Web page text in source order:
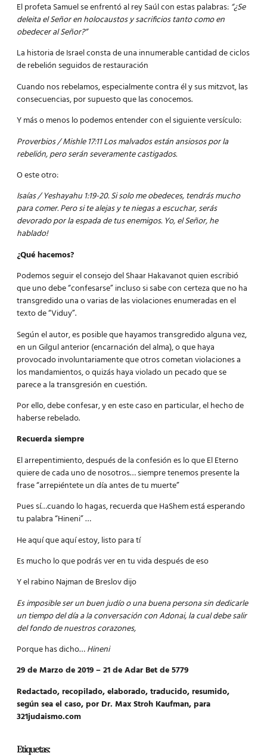
El profeta Samuel se enfrentó al rey Saúl con estas palabras: “¿Se
deleita el Señor en holocaustos y sacrificios tanto como en
obedecer al Señor?”
La historia de Israel consta de una innumerable cantidad de ciclos
de rebelión seguidos de restauración
Cuando nos rebelamos, especialmente contra él y sus mitzvot, las
consecuencias, por supuesto que las conocemos.
Y más o menos lo podemos entender con el siguiente versículo:
Proverbios / Mishle 17:11 Los malvados están ansiosos por la
rebelión, pero serán severamente castigados.
O este otro:
Isaías / Yeshayahu 1:19-20. Si solo me obedeces, tendrás mucho
para comer. Pero si te alejas y te niegas a escuchar, serás
devorado por la espada de tus enemigos. Yo, el Señor, he
hablado!
¿Qué hacemos?
Podemos seguir el consejo del Shaar Hakavanot quien escribió
que uno debe “confesarse” incluso si sabe con certeza que no ha
transgredido una o varias de las violaciones enumeradas en el
texto de “Viduy”.
Según el autor, es posible que hayamos transgredido alguna vez,
en un Gilgul anterior (encarnación del alma), o que haya
provocado involuntariamente que otros cometan violaciones a
los mandamientos, o quizás haya violado un pecado que se
parece a la transgresión en cuestión.
Por ello, debe confesar, y en este caso en particular, el hecho de
haberse rebelado.
Recuerda siempre
El arrepentimiento, después de la confesión es lo que El Eterno
quiere de cada uno de nosotros… siempre tenemos presente la
frase “arrepiéntete un día antes de tu muerte”
Pues sí…cuando lo hagas, recuerda que HaShem está esperando
tu palabra “Hineni” …
He aquí que aquí estoy, listo para tí
Es mucho lo que podrás ver en tu vida después de eso
Y el rabino Najman de Breslov dijo
Es imposible ser un buen judío o una buena persona sin dedicarle
un tiempo del día a la conversación con Adonai, la cual debe salir
del fondo de nuestros corazones,
Porque has dicho…Hineni
29 de Marzo de 2019 – 21 de Adar Bet de 5779
Redactado, recopilado, elaborado, traducido, resumido,
según sea el caso, por Dr. Max Stroh Kaufman, para
321judaismo.com
Etiquetas: